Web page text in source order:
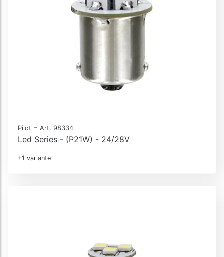
Pilot - Art. 98334
Led Series - (P21W) - 24/28V
+1 variante